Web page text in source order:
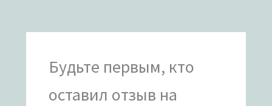
Будьте первым, кто
оставил отзыв на